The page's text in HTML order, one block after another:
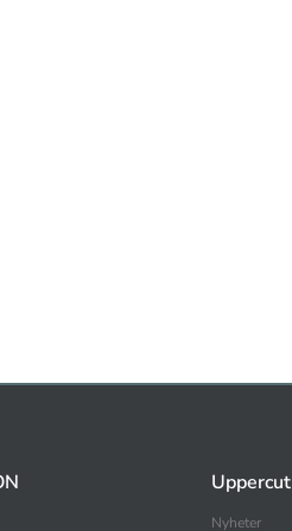
Uppercut
Nyheter